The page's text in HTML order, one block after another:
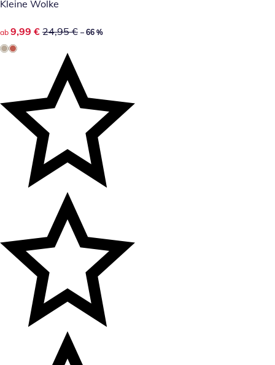
Kleine Wolke
reduzierter Preis 9,99 €, vorheriger Preis: 24,95 €
ab 9,99 € 24,95 € – 66 %